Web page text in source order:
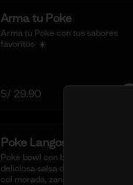
Arma tu Poke
Arma tu Poke con tus sabores
favoritos  ☀️
S/ 29.90
Poke Langostino Cocido
Poke bowl con base de arroz sushi,
deliciosa salsa de ostión especial,
col morada, zanahoria, pepino,